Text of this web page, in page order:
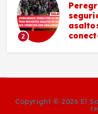
2
Copyright © 2026 El